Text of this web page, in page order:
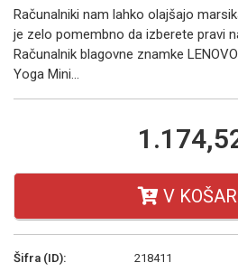
Računalniki nam lahko olajšajo
je zelo pomembno da izberete pravi
Računalnik blagovne znamke
Yoga Mini...
V
Šifra (ID):
218411